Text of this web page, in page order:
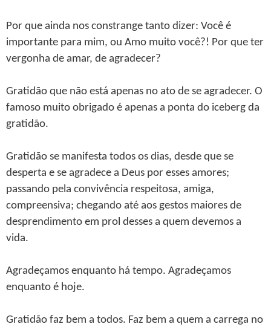
Por que ainda nos constrange tanto dizer: Você é
importante para mim, ou Amo muito você?! Por que ter
vergonha de amar, de agradecer?
Gratidão que não está apenas no ato de se agradecer. O
famoso muito obrigado é apenas a ponta do iceberg da
gratidão.
Gratidão se manifesta todos os dias, desde que se
desperta e se agradece a Deus por esses amores;
passando pela convivência respeitosa, amiga,
compreensiva; chegando até aos gestos maiores de
desprendimento em prol desses a quem devemos a
vida.
Agradeçamos enquanto há tempo. Agradeçamos
enquanto é hoje.
Gratidão faz bem a todos. Faz bem a quem a carrega no